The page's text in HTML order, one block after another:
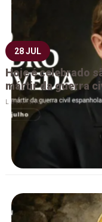
28 JUL
Hoje é celebrado
mártir da guerra
LEIA MAIS